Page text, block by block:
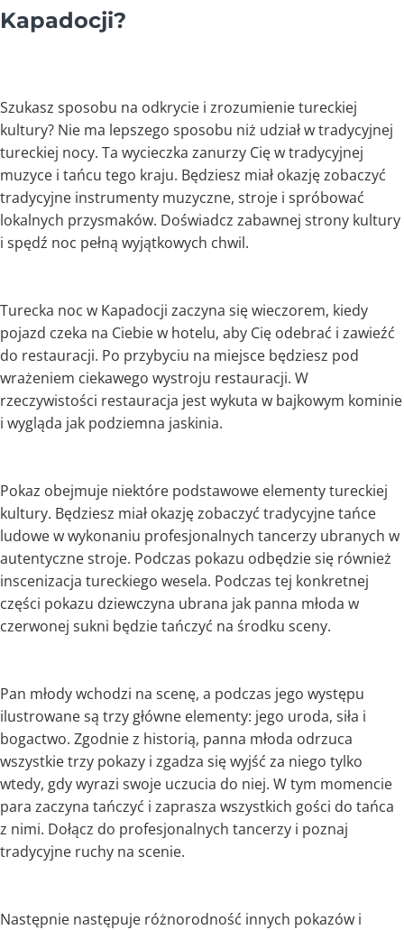
Kapadocji?
Szukasz sposobu na odkrycie i zrozumienie tureckiej
kultury? Nie ma lepszego sposobu niż udział w tradycyjnej
tureckiej nocy. Ta wycieczka zanurzy Cię w tradycyjnej
muzyce i tańcu tego kraju. Będziesz miał okazję zobaczyć
tradycyjne instrumenty muzyczne, stroje i spróbować
lokalnych przysmaków. Doświadcz zabawnej strony kultury
i spędź noc pełną wyjątkowych chwil.
Turecka noc w Kapadocji zaczyna się wieczorem, kiedy
pojazd czeka na Ciebie w hotelu, aby Cię odebrać i zawieźć
do restauracji. Po przybyciu na miejsce będziesz pod
wrażeniem ciekawego wystroju restauracji. W
rzeczywistości restauracja jest wykuta w bajkowym kominie
i wygląda jak podziemna jaskinia.
Pokaz obejmuje niektóre podstawowe elementy tureckiej
kultury. Będziesz miał okazję zobaczyć tradycyjne tańce
ludowe w wykonaniu profesjonalnych tancerzy ubranych w
autentyczne stroje. Podczas pokazu odbędzie się również
inscenizacja tureckiego wesela. Podczas tej konkretnej
części pokazu dziewczyna ubrana jak panna młoda w
czerwonej sukni będzie tańczyć na środku sceny.
Pan młody wchodzi na scenę, a podczas jego występu
ilustrowane są trzy główne elementy: jego uroda, siła i
bogactwo. Zgodnie z historią, panna młoda odrzuca
wszystkie trzy pokazy i zgadza się wyjść za niego tylko
wtedy, gdy wyrazi swoje uczucia do niej. W tym momencie
para zaczyna tańczyć i zaprasza wszystkich gości do tańca
z nimi. Dołącz do profesjonalnych tancerzy i poznaj
tradycyjne ruchy na scenie.
Następnie następuje różnorodność innych pokazów i